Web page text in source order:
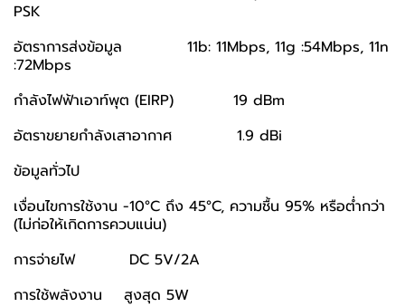
PSK
อัตราการส่งข้อมูล 11b: 11Mbps, 11g :54Mbps, 11n
:72Mbps
กำลังไฟฟ้าเอาท์พุต (EIRP) 19 dBm
อัตราขยายกำลังเสาอากาศ 1.9 dBi
ข้อมูลทั่วไป
เงื่อนไขการใช้งาน -10°C ถึง 45°C, ความชื้น 95% หรือต่ำกว่า
(ไม่ก่อให้เกิดการควบแน่น)
การจ่ายไฟ DC 5V/2A
การใช้พลังงาน สูงสุด 5W